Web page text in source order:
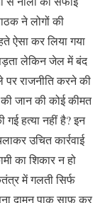
ने लोगों की
ऐसा कर लिया गया
पड़ता लेकिन जेल में बंद
पर राजनीति करने की
जान की कोई कीमत
गई हत्या नहीं है? इन
उचित कार्रवाई
का शिकार न हो
में गलती सिर्फ
दामन पाक साफ़ कर